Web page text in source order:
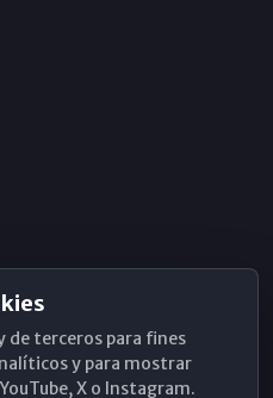
de terceros para fines
y para mostrar
X o Instagram.